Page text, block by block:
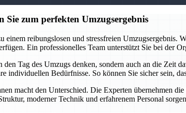
Sie zum perfekten Umzugsergebnis
einem reibungslosen und stressfreien
Ein professionelles Team unterstützt Sie bei der
Tag des Umzugs denken, sondern auch an die Zeit
individuellen Bedürfnisse. So können Sie sicher sein,
macht den Unterschied. Die Experten übernehmen
moderner Technik und erfahrenem Personal